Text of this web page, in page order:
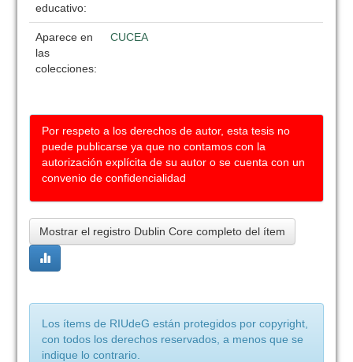
educativo:
Aparece en
las
colecciones:
CUCEA
Por respeto a los derechos de autor, esta tesis no
puede publicarse ya que no contamos con la
autorización explícita de su autor o se cuenta con un
convenio de confidencialidad
Mostrar el registro Dublin Core completo del ítem
Los ítems de RIUdeG están protegidos por copyright,
con todos los derechos reservados, a menos que se
indique lo contrario.